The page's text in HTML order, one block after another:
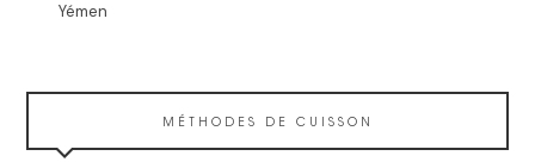
Yémen
MÉTHODES DE CUISSON